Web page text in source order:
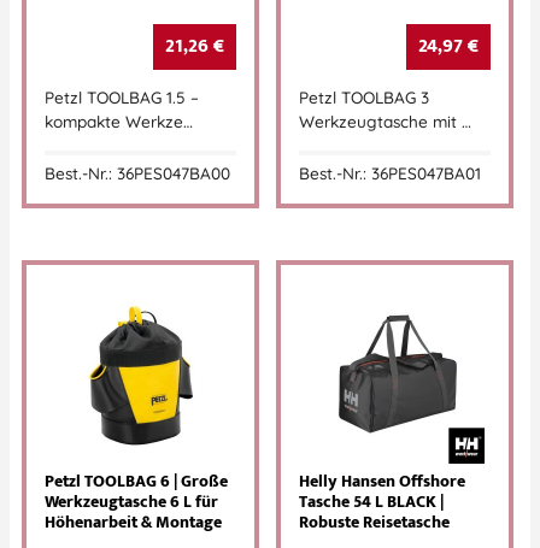
21,26€
Petzl TOOLBAG 1.5 –
kompakte Werkze…
Best.-Nr.: 36PES047BA00
24,97€
Petzl TOOLBAG 3
Werkzeugtasche mit …
Best.-Nr.: 36PES047BA01
Petzl TOOLBAG 6 | Große
Werkzeugtasche 6 L für
Höhenarbeit & Montage
Helly Hansen Offshore
Tasche 54 L BLACK |
Robuste Reisetasche